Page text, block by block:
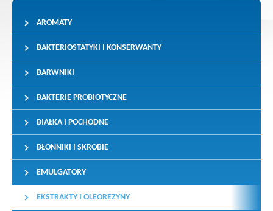
AROMATY
BAKTERIOSTATYKI I KONSERWANTY
BARWNIKI
BAKTERIE PROBIOTYCZNE
BIAŁKA I POCHODNE
BŁONNIKI I SKROBIE
EMULGATORY
EKSTRAKTY I OLEOREZYNY